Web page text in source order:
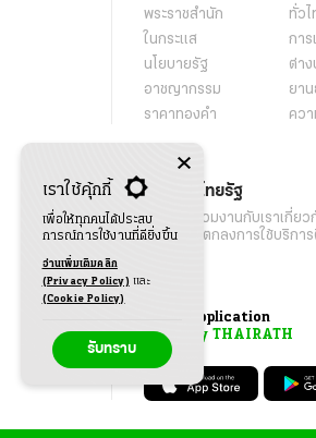
พระราชสำนัก
ทั่วไ
ในกระแส
การ
นโยบายรัฐ
ต่าง
อาชญากรรม
ยา
ราคาทองคำ
คว
เกี่ยวกับไทยรัฐ
กิจกรรม ร่วมงานกับเราเกี่ยว
เงื่อนไขข้อตกลงการใช้บริการ
Application
My THAIRATH
เราใช้คุ้กกี้
เพื่อให้ทุกคนได้ประสบ
การณ์การใช้งานที่ดียิ่งขึ้น
อ่านเพิ่มเติมคลิก
(Privacy Policy) และ
(Cookie Policy)
รับทราบ